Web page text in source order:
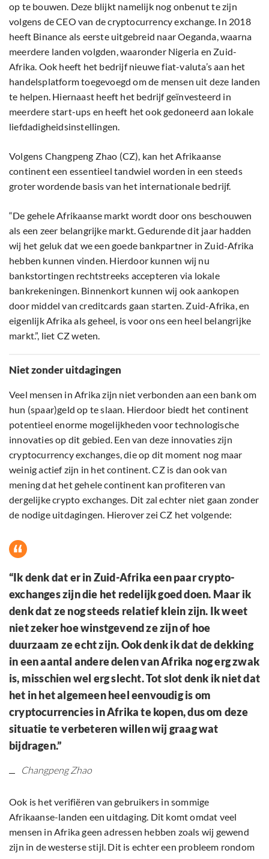
op te bouwen. Deze blijkt namelijk nog onbenut te zijn
volgens de CEO van de cryptocurrency exchange. In 2018
heeft Binance als eerste uitgebreid naar Oeganda, waarna
meerdere landen volgden, waaronder Nigeria en Zuid-
Afrika. Ook heeft het bedrijf nieuwe fiat-valuta’s aan het
handelsplatform toegevoegd om de mensen uit deze landen
te helpen. Hiernaast heeft het bedrijf geïnvesteerd in
meerdere start-ups en heeft het ook gedoneerd aan lokale
liefdadigheidsinstellingen.
Volgens Changpeng Zhao (CZ), kan het Afrikaanse
continent een essentieel tandwiel worden in een steeds
groter wordende basis van het internationale bedrijf.
“De gehele Afrikaanse markt wordt door ons beschouwen
als een zeer belangrijke markt. Gedurende dit jaar hadden
wij het geluk dat we een goede bankpartner in Zuid-Afrika
hebben kunnen vinden. Hierdoor kunnen wij nu
bankstortingen rechtstreeks accepteren via lokale
bankrekeningen. Binnenkort kunnen wij ook aankopen
door middel van creditcards gaan starten. Zuid-Afrika, en
eigenlijk Afrika als geheel, is voor ons een heel belangrijke
markt.”, liet CZ weten.
Niet zonder uitdagingen
Veel mensen in Afrika zijn niet verbonden aan een bank om
hun (spaar)geld op te slaan. Hierdoor biedt het continent
potentieel enorme mogelijkheden voor technologische
innovaties op dit gebied. Een van deze innovaties zijn
cryptocurrency exchanges, die op dit moment nog maar
weinig actief zijn in het continent. CZ is dan ook van
mening dat het gehele continent kan profiteren van
dergelijke crypto exchanges. Dit zal echter niet gaan zonder
de nodige uitdagingen. Hierover zei CZ het volgende:
“Ik denk dat er in Zuid-Afrika een paar crypto-
exchanges zijn die het redelijk goed doen. Maar ik
denk dat ze nog steeds relatief klein zijn. Ik weet
niet zeker hoe winstgevend ze zijn of hoe
duurzaam ze echt zijn. Ook denk ik dat de dekking
in een aantal andere delen van Afrika nog erg zwak
is, misschien wel erg slecht. Tot slot denk ik niet dat
het in het algemeen heel eenvoudig is om
cryptocurrencies in Afrika te kopen, dus om deze
situatie te verbeteren willen wij graag wat
bijdragen.”
Changpeng Zhao
Ook is het verifiëren van gebruikers in sommige
Afrikaanse-landen een uitdaging. Dit komt omdat veel
mensen in Afrika geen adressen hebben zoals wij gewend
zijn in de westerse stijl. Dit is echter een probleem rondom